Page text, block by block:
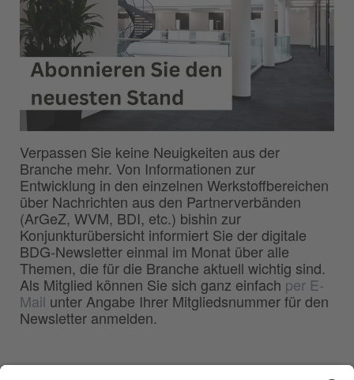
Verpassen Sie keine Neuigkeiten aus der
Branche mehr. Von Informationen zur
Entwicklung in den einzelnen Werkstoffbereichen
über Nachrichten aus den Partnerverbänden
(ArGeZ, WVM, BDI, etc.) bishin zur
Konjunkturübersicht informiert Sie der digitale
BDG-Newsletter einmal im Monat über alle
Themen, die für die Branche aktuell wichtig sind.
Als Mitglied können Sie sich ganz einfach per E-
Mail unter Angabe Ihrer Mitgliedsnummer für den
Newsletter anmelden.